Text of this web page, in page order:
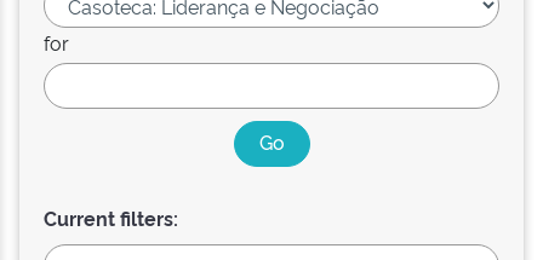
for
Current filters: